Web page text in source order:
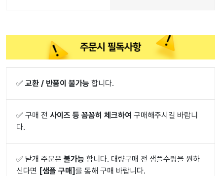
✅ 교환 / 반품이 불가능 합니다.
✅ 구매 전 사이즈 등 꼼꼼히 체크하여 구매해주시길 바랍니
다.
✅ 낱개 주문은 불가능 합니다. 대량구매 전 샘플수령을 원하
신다면 [샘플 구매]를 통해 구매 바랍니다.